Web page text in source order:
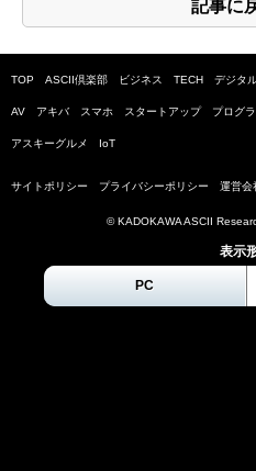
記事に
TOP ASCII倶楽部 ビジネス TECH デジタ
AV アキバ スマホ スタートアップ プログ
アスキーグルメ IoT
サイトポリシー プライバシーポリシー 運営会
© KADOKAWA ASCII
表示
PC